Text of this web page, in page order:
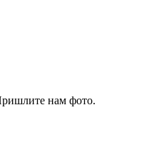
нам фото.